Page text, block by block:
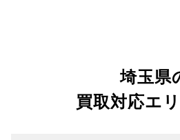
埼玉県
買取対応エ